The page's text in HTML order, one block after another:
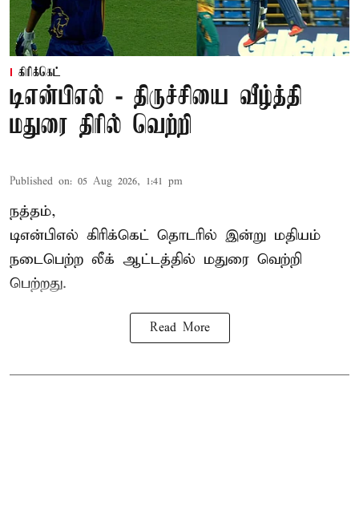
கிரிக்கெட்
டிஎன்பிஎல் - திருச்சியை வீழ்த்தி
மதுரை திரில் வெற்றி
Published on: 05 Aug 2026, 1:41 pm
நத்தம்,
டிஎன்பிஎல் கிரிக்கெட் தொடரில் இன்று மதியம்
நடைபெற்ற லீக் ஆட்டத்தில் மதுரை வெற்றி
பெற்றது.
Read More